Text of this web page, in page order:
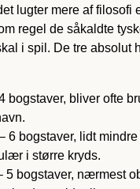
lugter mere af filosofi
regel de såkaldte
i spil. De tre absolut
bogstaver, bliver ofte
6 bogstaver, lidt
i større kryds.
5 bogstaver, nærmest